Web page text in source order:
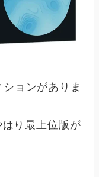
ョンがありま
り最上位版が